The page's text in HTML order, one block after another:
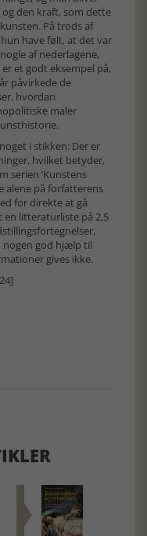
den kraft, som dette
På trods af
have følt, at det var
af nederlagene,
et godt eksempel på,
påvirkede de
hvordan
maler
i stikken: Der er
hvilket betyder,
serien ’Kunstens
alene på forfatterens
for direkte at gå
en litteraturliste på 2,5
nogen god hjælp til
gives ikke.